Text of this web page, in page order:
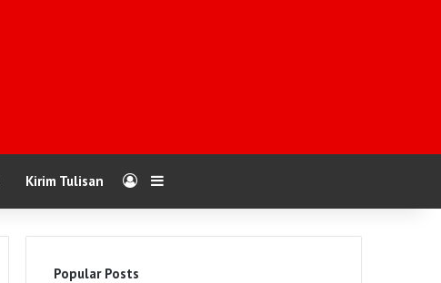
Kirim Tulisan Log InSidebar
Popular Posts